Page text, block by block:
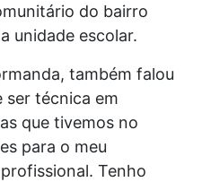
do bairro
unidade escolar.
também falou
ser técnica em
que tivemos no
para o meu
Tenho